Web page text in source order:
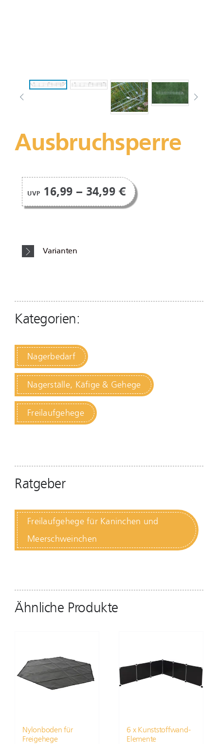
Ausbruchsperre
UVP 16,99 – 34,99 €
Varianten
Kategorien:
Nagerbedarf
Nagerställe, Käfige & Gehege
Freilaufgehege
Ratgeber
Freilaufgehege für Kaninchen und
Meerschweinchen
Ähnliche Produkte
Nylonboden für
Freigehege
6 x Kunststoffwand-
Elemente